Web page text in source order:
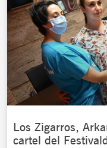
Los Zigarros,
cartel del